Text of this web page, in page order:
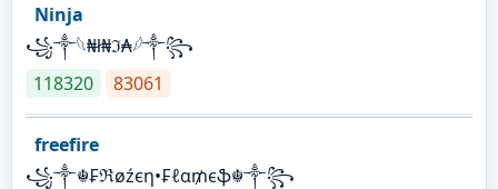
Ninja
꧁⁣༒𓆩₦ł₦ℑ₳𓆪༒꧂
118320
83061
freefire
꧁༒☬₣ℜøźєη•₣ℓα₥єֆ☬༒꧂